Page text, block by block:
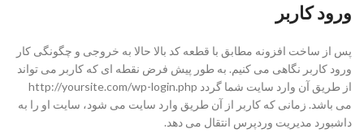
ورود کاربر
پس از ساخت افزونه مطابق با قطعه کد بالا حالا به خروجی و چگونگی کار
ورود کاربر نگاهی می کنیم. به طور پیش فرض نقطه ای که کاربر می تواند
می باشد. زمانی که کاربر از آن طریق وارد سایت می شود، سایت او را به
داشبورد مدیریت وردپرس انتقال می دهد.